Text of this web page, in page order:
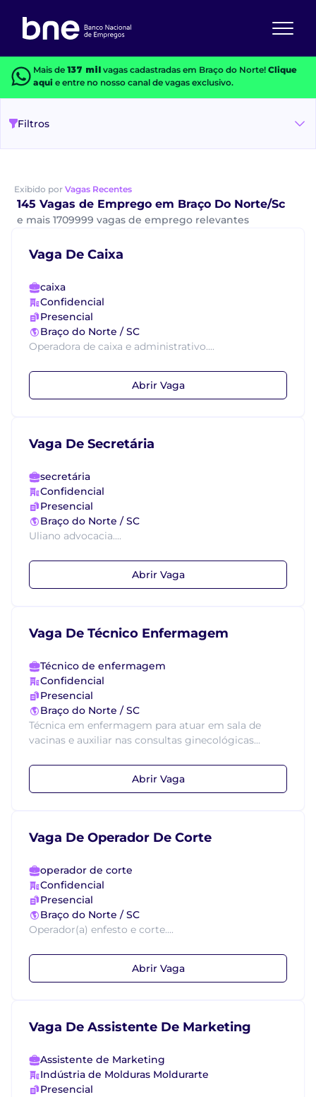
Mais de 137 milvagas cadastradas em Braço do Norte! Clique
aquie entre no nosso canal de vagas exclusivo.
Filtros
Exibido por Vagas Recentes
145 Vagas de Emprego em Braço Do Norte/Sc
e mais 1709999 vagas de emprego relevantes
Vaga De Caixa
caixa
Confidencial
Presencial
Braço do Norte / SC
Operadora de caixa e administrativo....
Abrir Vaga
Vaga De Secretária
secretária
Confidencial
Presencial
Braço do Norte / SC
Uliano advocacia....
Abrir Vaga
Vaga De Técnico Enfermagem
Técnico de enfermagem
Confidencial
Presencial
Braço do Norte / SC
Técnica em enfermagem para atuar em sala de
vacinas e auxiliar nas consultas ginecológicas...
Abrir Vaga
Vaga De Operador De Corte
operador de corte
Confidencial
Presencial
Braço do Norte / SC
Operador(a) enfesto e corte....
Abrir Vaga
Vaga De Assistente De Marketing
Assistente de Marketing
Indústria de Molduras Moldurarte
Presencial